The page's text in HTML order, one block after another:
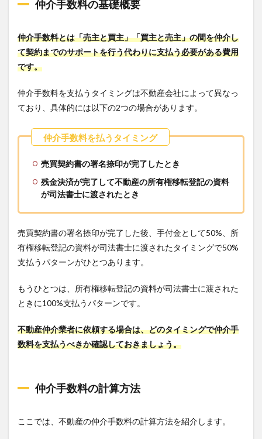
仲介手数料の基礎概要
仲介手数料とは「売主と買主」「買主と売主」の間を仲介し
て契約までのサポートを行う代わりに支払う必要がある費用
です。
仲介手数料を支払うタイミングは不動産会社によって異なっ
ており、具体的には以下の2つの場合があります。
売買契約書の署名捺印が完了したとき
残金決済が完了して不動産の所有権移転登記の資料
が司法書士に渡されたとき
売買契約書の署名捺印が完了した後、手付金として50%、所
有権移転登記の資料が司法書士に渡されたタイミングで50%
支払うパターンがひとつあります。
もうひとつは、所有権移転登記の資料が司法書士に渡された
ときに100%支払うパターンです。
不動産仲介業者に依頼する場合は、どのタイミングで仲介手
数料を支払うべきか確認しておきましょう。
仲介手数料の計算方法
ここでは、不動産の仲介手数料の計算方法を紹介します。